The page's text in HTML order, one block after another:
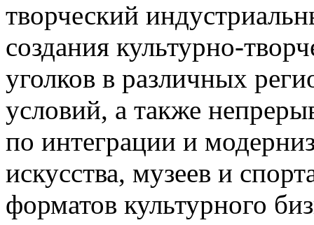
творческий
создания культурно-
уголков в различных
условий, а также
по интеграции и
искусства, музеев и
форматов культурного